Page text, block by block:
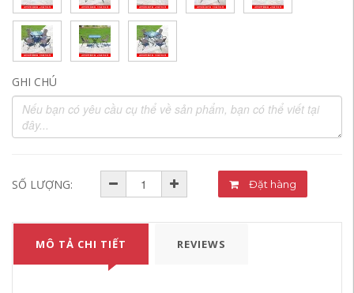
GHI CHÚ
SỐ LƯỢNG: Đặt hàng
MÔ TẢ CHI TIẾT REVIEWS